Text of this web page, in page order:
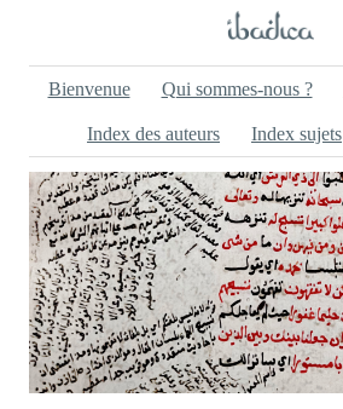
Bienvenue Qui sommes-nous ?
Index des auteurs Index sujets